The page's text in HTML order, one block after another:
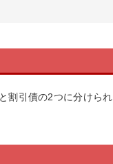
割引債の2つに分けられ